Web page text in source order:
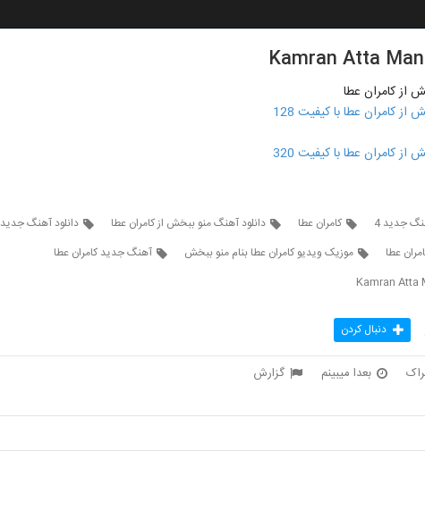
Kamran Atta
از کامران عطا
کامران عطا با کیفیت 128
کامران عطا با کیفیت 320
جدید 4 کامران عطا دانلود آهنگ منو ببخش از کامران عطا
دانلود آهنگ جدید
عطا
موزیک ویدیو کامران عطا بنام منو ببخش
آهنگ جدید کامران عطا
Kamran Atta
دنبال کردن
بعدا میبینم گزارش